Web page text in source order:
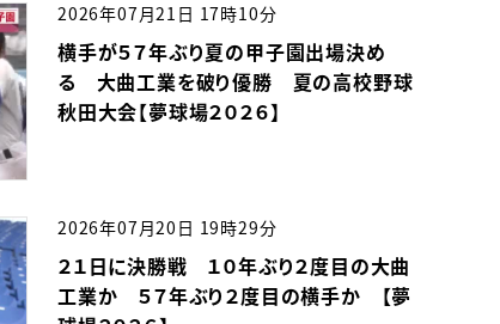
2026年07月21日 17時10分
横手が５７年ぶり夏の甲子園出場決め
る 大曲工業を破り優勝 夏の高校野球
秋田大会【夢球場２０２６】
2026年07月20日 19時29分
２１日に決勝戦 １０年ぶり２度目の大曲
工業か ５７年ぶり２度目の横手か 【夢